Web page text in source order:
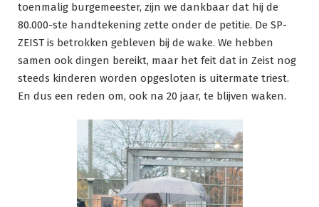
toenmalig burgemeester, zijn we dankbaar dat hij de
80.000-ste handtekening zette onder de petitie. De SP-
ZEIST is betrokken gebleven bij de wake. We hebben
samen ook dingen bereikt, maar het feit dat in Zeist nog
steeds kinderen worden opgesloten is uitermate triest.
En dus een reden om, ook na 20 jaar, te blijven waken.